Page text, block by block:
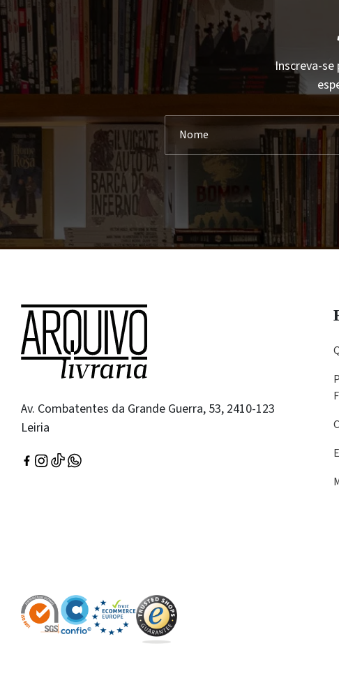
Inscreva-
Av. Combatentes da Grande Guerra, 53, 2410-123
Leiria